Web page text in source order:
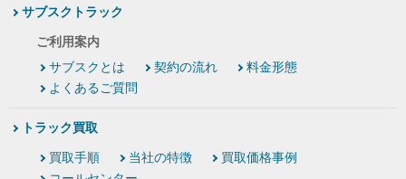
サブスクトラック
ご利用案内
サブスクとは
契約の流れ
料金形態
よくあるご質問
トラック買取
買取手順 当社の特徴
買取価格事例